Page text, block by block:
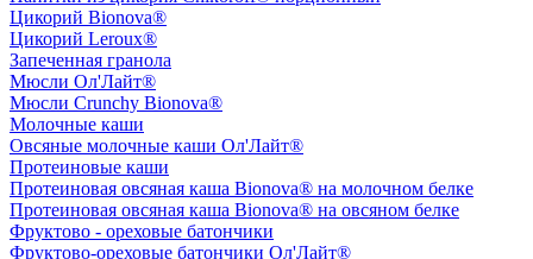
Цикорий Bionova®
Цикорий Leroux®
Запеченная гранола
Мюсли Ол'Лайт®
Мюсли Crunchy Bionova®
Молочные каши
Овсяные молочные каши Ол'Лайт®
Протеиновые каши
Протеиновая овсяная каша Bionova® на молочном белке
Протеиновая овсяная каша Bionova® на овсяном белке
Фруктово - ореховые батончики
Фруктово-ореховые батончики Ол'Лайт®